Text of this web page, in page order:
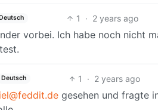
Deutsch 1 · 2 years ago
vorbei. Ich habe noch nicht
Deutsch 1 · 2 years ago
gesehen und fragte